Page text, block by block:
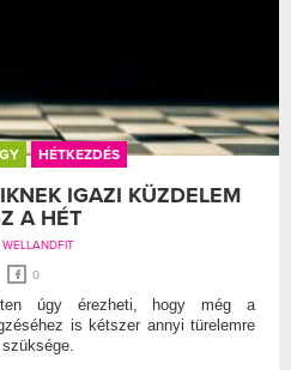
HÉTKEZDÉS
IGAZI KÜZDELEM
A HÉT
WELLANDFIT
0
úgy érezheti, hogy még a
is kétszer annyi türelemre